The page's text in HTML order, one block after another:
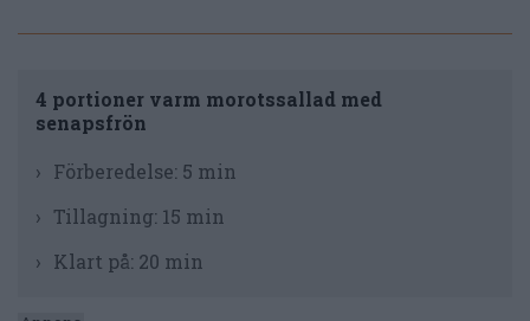
4 portioner varm morotssallad med
senapsfrön
Förberedelse: 5 min
Tillagning: 15 min
Klart på: 20 min